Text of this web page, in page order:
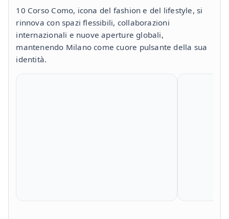
10 Corso Como, icona del fashion e del lifestyle, si
rinnova con spazi flessibili, collaborazioni
internazionali e nuove aperture globali,
mantenendo Milano come cuore pulsante della sua
identità.